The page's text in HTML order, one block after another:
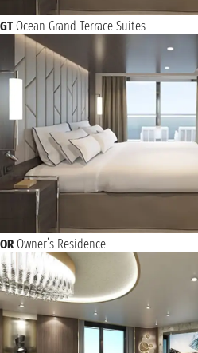
GT Ocean Grand Terrace Suites
OR Owner’s Residence